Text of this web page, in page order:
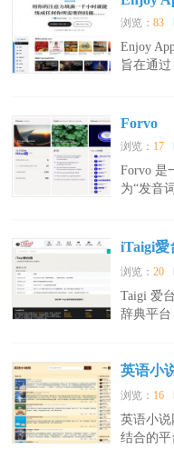
浏览：83
Enjoy
旨在通
Forvo
浏览： 17
Forvo 是
为“发音
iTaigi愛
浏览：20
Taigi 爱
辞典平
英语小
浏览： 16
英语小
结合的平